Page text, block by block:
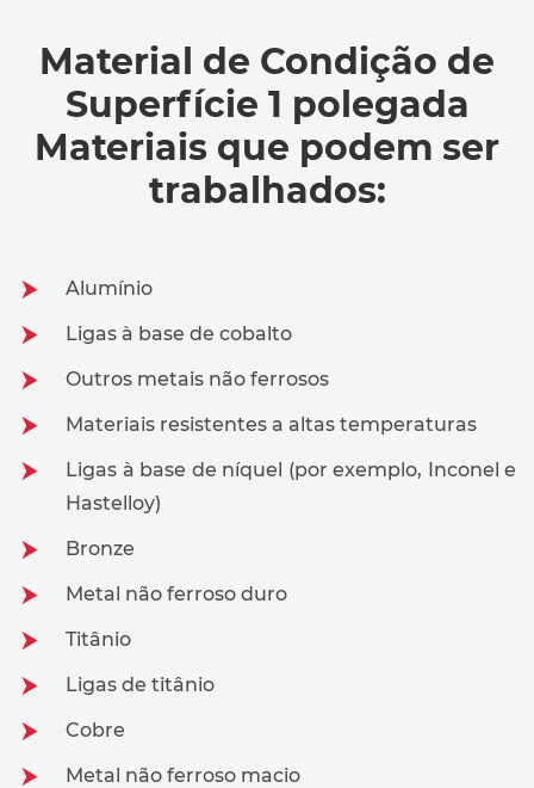
Material de Condição de
Superfície 1 polegada
Materiais que podem ser
trabalhados:
Alumínio
Ligas à base de cobalto
Outros metais não ferrosos
Materiais resistentes a altas temperaturas
Ligas à base de níquel (por exemplo, Inconel e
Hastelloy)
Bronze
Metal não ferroso duro
Titânio
Ligas de titânio
Cobre
Metal não ferroso macio